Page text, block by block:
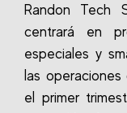
Randon Tech
centrará en
especiales y
las
el primer